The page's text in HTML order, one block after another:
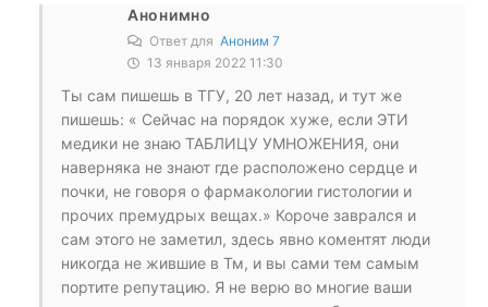
Анонимно
Ответ для Аноним 7
13 января 2022 11:30
Ты сам пишешь в ТГУ, 20 лет назад, и тут же
пишешь: « Сейчас на порядок хуже, если ЭТИ
медики не знаю ТАБЛИЦУ УМНОЖЕНИЯ, они
наверняка не знают где расположено сердце и
почки, не говоря о фармакологии гистологии и
прочих премудрых вещах.» Короче заврался и
сам этого не заметил, здесь явно коментят люди
никогда не жившие в Тм, и вы сами тем самым
портите репутацию. Я не верю во многие ваши